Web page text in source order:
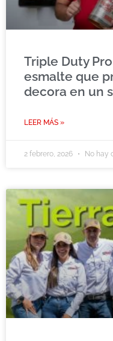
Triple Duty
esmalte que
decora en un
LEER MÁS »
2 febrero, 2026 No hay